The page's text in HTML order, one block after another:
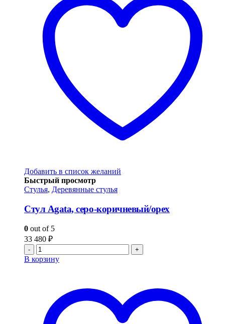
Добавить в список желаний
Быстрый просмотр
Стулья, Деревянные стулья
Стул Agata, серо-коричневый/орех
0 out of 5
33 480 ₽
- +
В корзину